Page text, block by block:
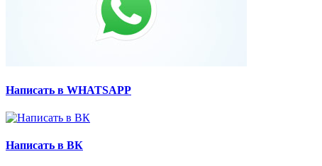
Написать в WHATSAPP
Написать в ВК